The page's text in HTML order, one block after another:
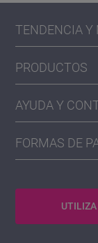
TENDENCIA Y
PRODUCTOS
AYUDA Y
FORMAS DE
UTILIZA